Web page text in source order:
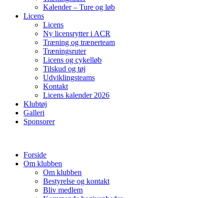
Kalender – Ture og løb
Licens
Licens
Ny licensrytter i ACR
Træning og trænerteam
Træningsruter
Licens og cykelløb
Tilskud og tøj
Udviklingsteams
Kontakt
Licens kalender 2026
Klubtøj
Galleri
Sponsorer
Forside
Om klubben
Om klubben
Bestyrelse og kontakt
Bliv medlem